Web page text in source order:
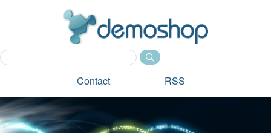
Contact RSS